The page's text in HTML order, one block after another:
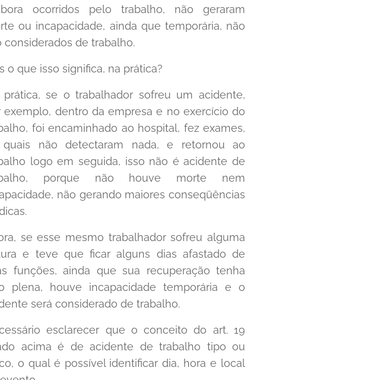
ocorridos pelo trabalho, não geraram
ou incapacidade, ainda que temporária, não
considerados de trabalho.
o que isso significa, na prática?
prática, se o trabalhador sofreu um acidente,
exemplo, dentro da empresa e no exercício do
foi encaminhado ao hospital, fez exames,
não detectaram nada, e retornou ao
logo em seguida, isso não é acidente de
porque não houve morte nem
não gerando maiores conseqüências
se esse mesmo trabalhador sofreu alguma
e teve que ficar alguns dias afastado de
funções, ainda que sua recuperação tenha
plena, houve incapacidade temporária e o
será considerado de trabalho.
esclarecer que o conceito do art. 19
acima é de acidente de trabalho tipo ou
o qual é possível identificar dia, hora e local